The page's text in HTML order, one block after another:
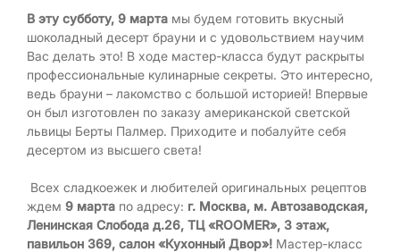
В эту субботу, 9 марта мы будем готовить вкусный
шоколадный десерт брауни и с удовольствием научим
Вас делать это! В ходе мастер-класса будут раскрыты
профессиональные кулинарные секреты. Это интересно,
ведь брауни – лакомство с большой историей! Впервые
он был изготовлен по заказу американской светской
львицы Берты Палмер. Приходите и побалуйте себя
десертом из высшего света!
Всех сладкоежек и любителей оригинальных рецептов
ждем 9 марта по адресу: г. Москва, м. Автозаводская,
Ленинская Слобода д.26, ТЦ «ROOMER», 3 этаж,
павильон 369, салон «Кухонный Двор»! Мастер-класс